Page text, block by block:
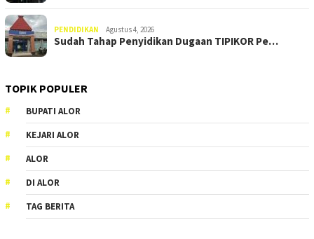
PENDIDIKAN Agustus 4, 2026
Sudah Tahap Penyidikan Dugaan TIPIKOR Pe…
TOPIK POPULER
BUPATI ALOR
KEJARI ALOR
ALOR
DI ALOR
TAG BERITA